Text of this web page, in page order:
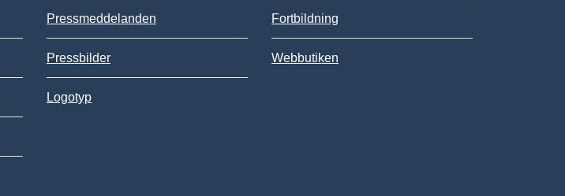
Pressmeddelanden
Pressbilder
Logotyp
Fortbildning
Webbutiken